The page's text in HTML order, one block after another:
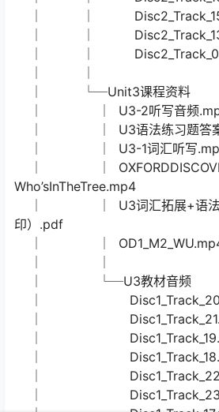
│ │
│ │
│ ├─Unit10课程资料
│ │ │
STONESOUP.mp4
│ │ │
│ │ └─Unit10教材音频
│ │
│ │
│ │
│ │
│ │
│ │
│ │
│ │
│ │
│ └─Unit3课程资料
│ │ U3-2听写音频
│ │ U3语法练习题答案（
│ │ U3-1词汇听写.mp3
│ │
Who’sInTheTree.mp4